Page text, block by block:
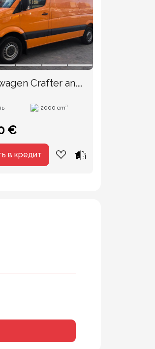
Crafter an.
2000 cm³
€
в кредит